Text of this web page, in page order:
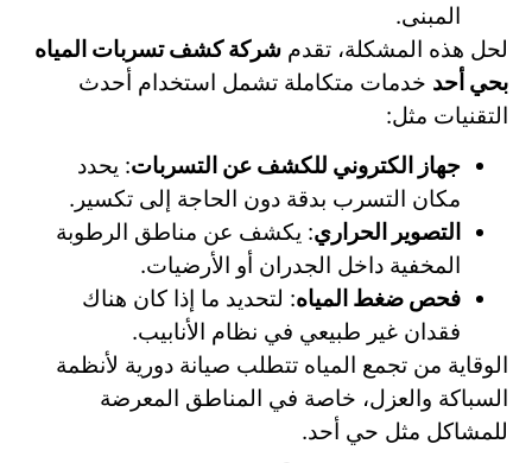
المبنى.
لحل هذه المشكلة، تقدم شركة كشف تسربات المياه
بحي أحد خدمات متكاملة تشمل استخدام أحدث
التقنيات مثل:
جهاز الكتروني للكشف عن التسربات: يحدد
مكان التسرب بدقة دون الحاجة إلى تكسير.
التصوير الحراري: يكشف عن مناطق الرطوبة
المخفية داخل الجدران أو الأرضيات.
فحص ضغط المياه: لتحديد ما إذا كان هناك
فقدان غير طبيعي في نظام الأنابيب.
الوقاية من تجمع المياه تتطلب صيانة دورية لأنظمة
السباكة والعزل، خاصة في المناطق المعرضة
للمشاكل مثل حي أحد.